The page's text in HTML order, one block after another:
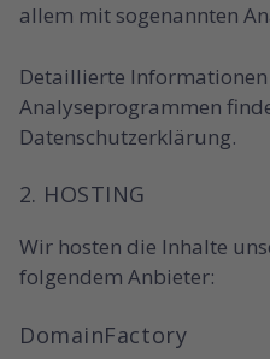
allem mit sogenannten
Detaillierte Informationen
Analyseprogrammen
Datenschutzerklärung.
2. HOSTING
Wir hosten die Inhalte
folgendem Anbieter:
DomainFactory